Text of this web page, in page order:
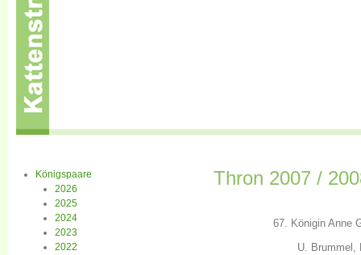
Königspaare
2026
2025
2024
2023
2022
Thron 2007 /
67. Königin Anne
U. Brummel,